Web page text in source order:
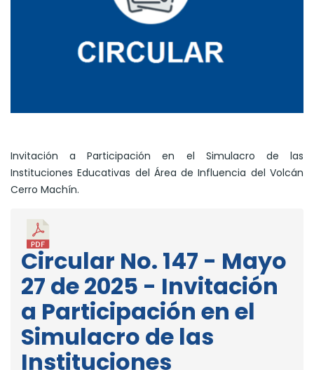
Invitación a Participación en el Simulacro de las
Instituciones Educativas del Área de Influencia del Volcán
Cerro Machín.
Circular No. 147 - Mayo
27 de 2025 - Invitación
a Participación en el
Simulacro de las
Instituciones